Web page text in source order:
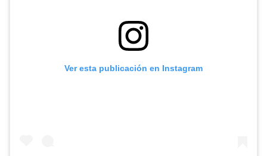
Ver esta publicación en Instagram